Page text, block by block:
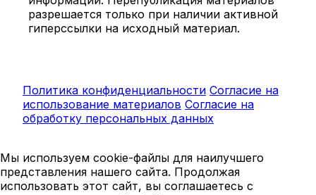
разрешается только при наличии активной
гиперссылки на исходный материал.
Политика конфиденциальности Согласие на
использование материалов Согласие на
обработку персональных данных
Мы используем cookie-файлы для наилучшего
представления нашего сайта. Продолжая
использовать этот сайт, вы соглашаетесь с